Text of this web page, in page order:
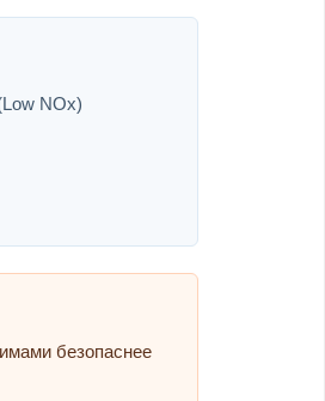
NOx)
безопаснее